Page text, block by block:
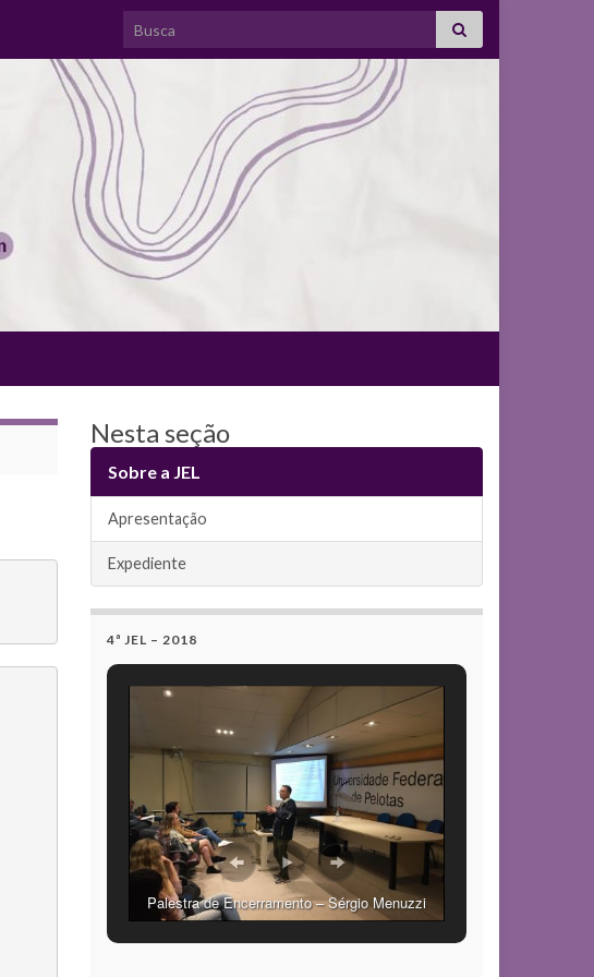
Search for:
Nesta seção
Sobre a JEL
Apresentação
Expediente
4ª JEL – 2018
Palestra de Encerramento – Sérgio Menuzzi